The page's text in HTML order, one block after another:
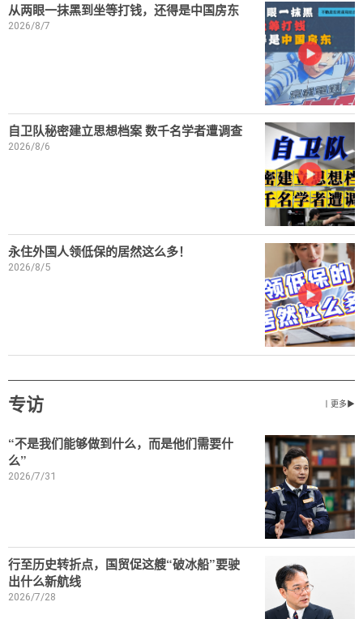
从两眼一抹黑到坐等打钱，还得是中国房东
2026/8/7
自卫队秘密建立思想档案 数千名学者遭调查
2026/8/6
永住外国人领低保的居然这么多！
2026/8/5
专访 丨更多▶
“不是我们能够做到什么，而是他们需要什
么”
2026/7/31
行至历史转折点，国贸促这艘“破冰船”要驶
出什么新航线
2026/7/28